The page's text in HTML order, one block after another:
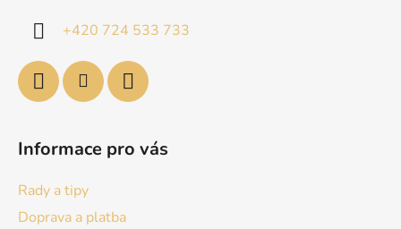
+420 724 533 733
Informace pro vás
Rady a tipy
Doprava a platba